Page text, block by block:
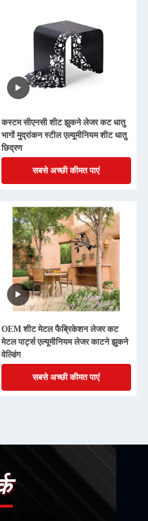
कस्टम सीएनसी शीट झुकने लेजर कट धातु
भागों मुद्रांकन स्टील एल्यूमीनियम शीट धातु
छिद्रण
सबसे अच्छी कीमत पाएं
OEM शीट मेटल फैब्रिकेशन लेजर कट
मेटल पार्ट्स एल्यूमीनियम लेजर काटने झुकने
वेल्डिंग
सबसे अच्छी कीमत पाएं